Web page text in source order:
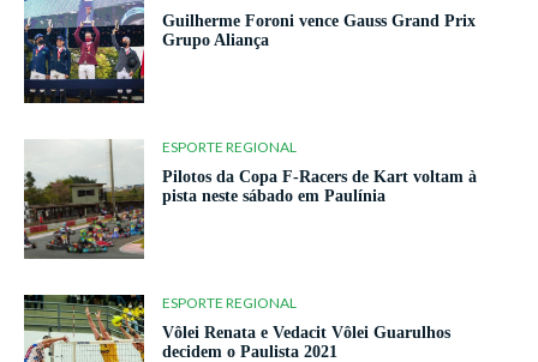
Guilherme Foroni vence Gauss Grand Prix
Grupo Aliança
ESPORTE REGIONAL
Pilotos da Copa F-Racers de Kart voltam à
pista neste sábado em Paulínia
ESPORTE REGIONAL
Vôlei Renata e Vedacit Vôlei Guarulhos
decidem o Paulista 2021